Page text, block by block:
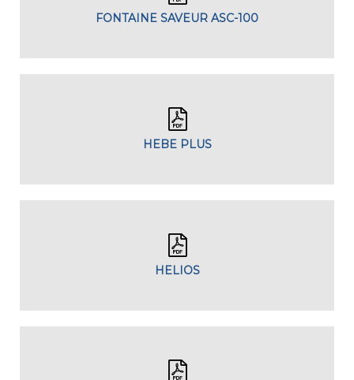
FONTAINE SAVEUR ASC-100
HEBE PLUS
HELIOS